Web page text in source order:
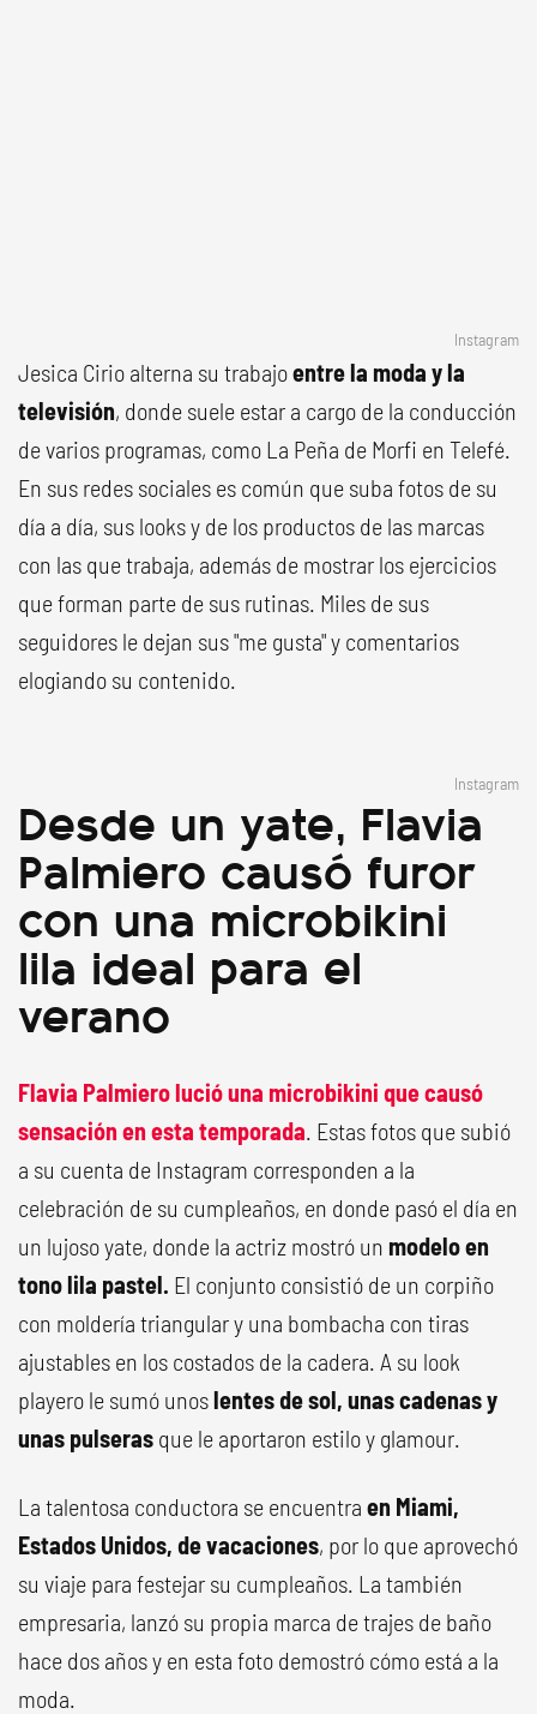
Instagram
Jesica Cirio alterna su trabajoentre la moda y la
televisión, donde suele estar a cargo de la conducción
de varios programas, como La Peña de Morfi en Telefé.
En sus redes sociales es común que suba fotos de su
día a día, sus looks y de los productos de las marcas
con las que trabaja, además de mostrar los ejercicios
que forman parte de sus rutinas. Miles de sus
seguidores le dejan sus "me gusta" y comentarios
elogiando su contenido.
Instagram
Desde un yate, Flavia
Palmiero causó furor
con una microbikini
lila ideal para el
verano
Flavia Palmiero lució una microbikini que causó
sensación en esta temporada. Estas fotos que subió
a su cuenta de Instagram corresponden a la
celebración de su cumpleaños, en donde pasó el día en
un lujoso yate, donde la actriz mostró un modelo en
tono lila pastel. El conjunto consistió de un corpiño
con moldería triangular y una bombacha con tiras
ajustables en los costados de la cadera. A su look
playero le sumó unoslentes de sol, unas cadenas y
unas pulseras que le aportaron estilo y glamour.
La talentosa conductora se encuentra en Miami,
Estados Unidos, de vacaciones, por lo que aprovechó
su viaje para festejar su cumpleaños. La también
empresaria, lanzó su propia marca de trajes de baño
hace dos años y en esta foto demostró cómo está a la
moda.